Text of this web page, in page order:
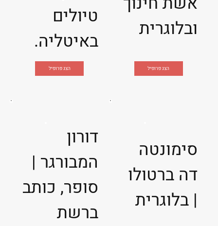
טיולים
באיטליה.
הצג פרופיל
ובלוגרית
הצג פרופיל
דורון
המבורגר |
סופר, כותב
ברשת
סימונטה
דה ברטולו
| בלוגרית